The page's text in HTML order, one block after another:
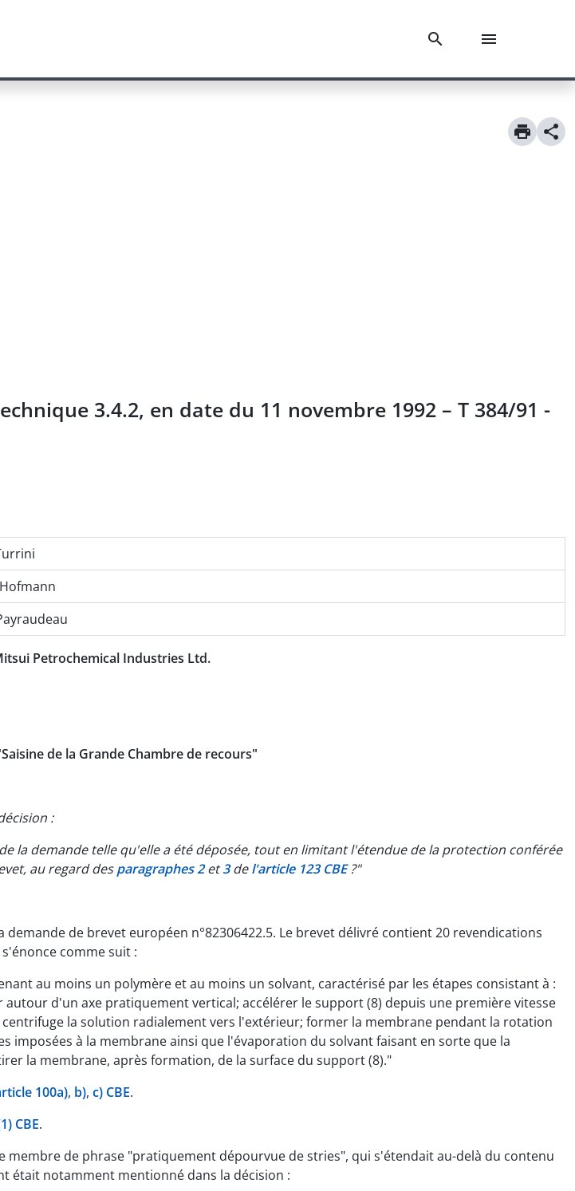
3.4.2, en date du 11 novembre 1992 – T 384/91 -
Petrochemical Industries Ltd.
de la Grande Chambre de recours"
:
la demande telle qu'elle a été déposée, tout en limitant l'étendue de la protection conférée
au regard desparagraphes 2et3del'article 123 CBE?"
de brevet européen n°82306422.5. Le brevet délivré contient 20 revendications
comme suit :
au moins un polymère et au moins un solvant, caractérisé par les étapes consistant à :
d'un axe pratiquement vertical; accélérer le support (8) depuis une première vitesse
la solution radialement vers l'extérieur; former la membrane pendant la rotation
à la membrane ainsi que l'évaporation du solvant faisant en sorte que la
la membrane, après formation, de la surface du support (8)."
100a), b), c) CBE.
CBE.
de phrase "pratiquement dépourvue de stries", qui s'étendait au-delà du contenu
était notamment mentionné dans la décision :